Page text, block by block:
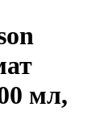
мл,